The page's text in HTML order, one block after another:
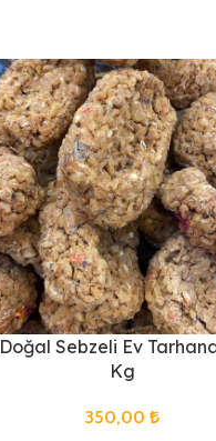
Doğal Sebzeli Ev
Kg
350,00₺